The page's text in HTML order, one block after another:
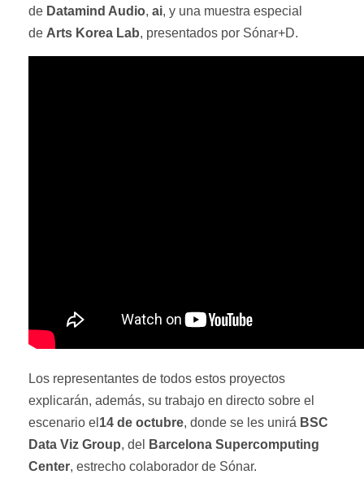
de Datamind Audio, ai, y una muestra especial
de Arts Korea Lab, presentados por Sónar+D.
Los representantes de todos estos proyectos
explicarán, además, su trabajo en directo sobre el
escenario el 14 de octubre, donde se les unirá BSC
Data Viz Group, del
Barcelona Supercomputing
Center, estrecho colaborador de Sónar.